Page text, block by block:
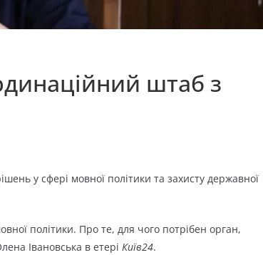
штаб з
у сфері мовної політики та захисту державної
політики. Про те, для чого потрібен орган,
Івановська в етері Київ24.